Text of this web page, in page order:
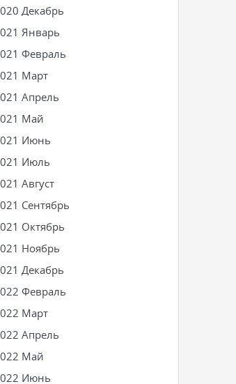
Декабрь
Январь
Февраль
Март
Апрель
Май
Июнь
Июль
Август
Сентябрь
Октябрь
Ноябрь
Декабрь
Февраль
Март
Апрель
Май
Июнь